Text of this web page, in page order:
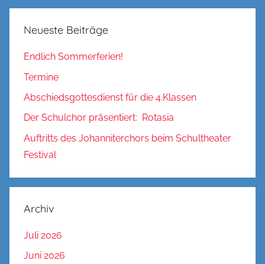
Neueste Beiträge
Endlich Sommerferien!
Termine
Abschiedsgottesdienst für die 4.Klassen
Der Schulchor präsentiert: Rotasia
Auftritts des Johanniterchors beim Schultheater
Festival
Archiv
Juli 2026
Juni 2026